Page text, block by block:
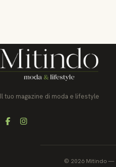
Il tuo magazine di moda e lifestyle
FacebookInstagram
© 2026 Mitindo—